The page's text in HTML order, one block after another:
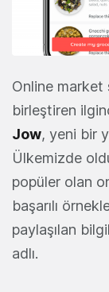
Online market
birleştiren
Jow, yeni bir
Ülkemizde
popüler olan
başarılı
paylaşılan
adlı.